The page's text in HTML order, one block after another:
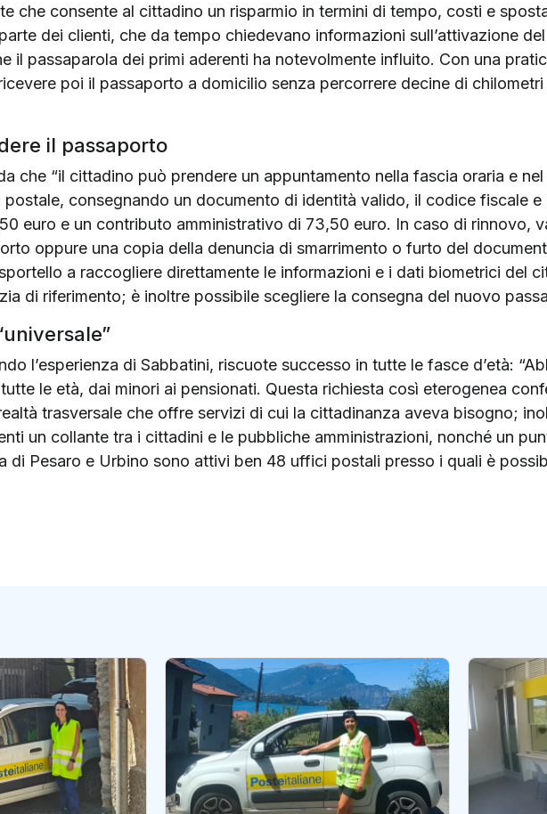
che consente al cittadino un risparmio in termini di tempo, costi e
dei clienti, che da tempo chiedevano informazioni sull’attivazione
il passaparola dei primi aderenti ha notevolmente influito. Con una
poi il passaporto a domicilio senza percorrere decine di
il passaporto
che “il cittadino può prendere un appuntamento nella fascia oraria e
postale, consegnando un documento di identità valido, il codice fiscale
euro e un contributo amministrativo di 73,50 euro. In caso di rinnovo,
oppure una copia della denuncia di smarrimento o furto del
a raccogliere direttamente le informazioni e i dati biometrici del
di riferimento; è inoltre possibile scegliere la consegna del nuovo
l’esperienza di Sabbatini, riscuote successo in tutte le fasce d’età:
le età, dai minori ai pensionati. Questa richiesta così eterogenea
trasversale che offre servizi di cui la cittadinanza aveva bisogno;
un collante tra i cittadini e le pubbliche amministrazioni, nonché un
di Pesaro e Urbino sono attivi ben 48 uffici postali presso i quali è